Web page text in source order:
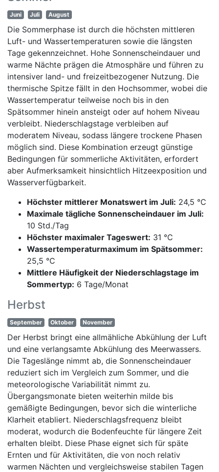
Juni Juli August
Die Sommerphase ist durch die höchsten mittleren
Luft- und Wassertemperaturen sowie die längsten
Tage gekennzeichnet. Hohe Sonnenscheindauer und
warme Nächte prägen die Atmosphäre und führen zu
intensiver land- und freizeitbezogener Nutzung. Die
thermische Spitze fällt in den Hochsommer, wobei die
Wassertemperatur teilweise noch bis in den
Spätsommer hinein ansteigt oder auf hohem Niveau
verbleibt. Niederschlagstage verbleiben auf
moderatem Niveau, sodass längere trockene Phasen
möglich sind. Diese Kombination erzeugt günstige
Bedingungen für sommerliche Aktivitäten, erfordert
aber Aufmerksamkeit hinsichtlich Hitzeexposition und
Wasserverfügbarkeit.
Höchster mittlerer Monatswert im Juli: 24,5 °C
Maximale tägliche Sonnenscheindauer im Juli:
10 Std./Tag
Höchster maximaler Tageswert: 31 °C
Wassertemperaturmaximum im Spätsommer:
25,5 °C
Mittlere Häufigkeit der Niederschlagstage im
Sommertyp: 6 Tage/Monat
Herbst
September Oktober November
Der Herbst bringt eine allmähliche Abkühlung der Luft
und eine verlangsamte Abkühlung des Meerwassers.
Die Tageslänge nimmt ab, die Sonnenscheindauer
reduziert sich im Vergleich zum Sommer, und die
meteorologische Variabilität nimmt zu.
Übergangsmonate bieten weiterhin milde bis
gemäßigte Bedingungen, bevor sich die winterliche
Klarheit etabliert. Niederschlagsfrequenz bleibt
moderat, wodurch die Bodenfeuchte für längere Zeit
erhalten bleibt. Diese Phase eignet sich für späte
Ernten und für Aktivitäten, die von noch relativ
warmen Nächten und vergleichsweise stabilen Tagen